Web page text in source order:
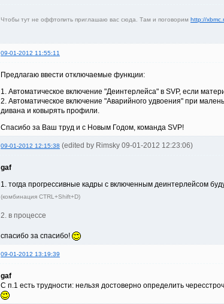
Чтобы тут не оффтопить приглашаю вас сюда. Там и поговорим http://
09-01-2012 11:55:11
Предлагаю ввести отключаемые функции:
1. Автоматическое включение "Деинтерлейса" в SVP, если
2. Автоматическое включение "Аварийного удвоения" при
дивана и ковырять профили.
Спасибо за Ваш труд и с Новым Годом, команда SVP!
09-01-2012 12:15:38 (edited by Rimsky 09-01-2012 12:23:06)
gaf
1. тогда прогрессивные кадры с включенным деинтерлейсом
(комбинация CTRL+Shift+D)
2. в процессе
спасибо за спасибо!
09-01-2012 13:19:39
gaf
С п.1 есть трудности: нельзя достоверно определить